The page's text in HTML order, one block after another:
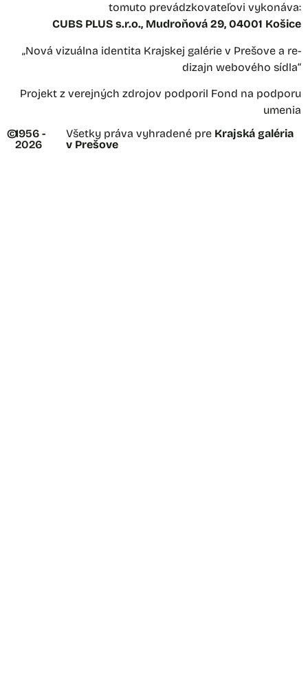
tomuto prevádzkovateľovi vykonáva:
CUBS PLUS s.r.o., Mudroňová 29, 04001 Košice
„Nová vizuálna identita Krajskej galérie v Prešove a re-
dizajn webového sídla“
Projekt z verejných zdrojov podporil Fond na podporu
umenia
©1956 -
2026
Všetky práva vyhradené pre Krajská galéria
v Prešove